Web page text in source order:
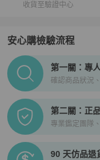
收貨至驗證中心
安心購檢驗流程
PopChill拍拍圈正品
第一關：專
確認商品狀況
第二關：正
專業鑑定團隊
90 天仿品退